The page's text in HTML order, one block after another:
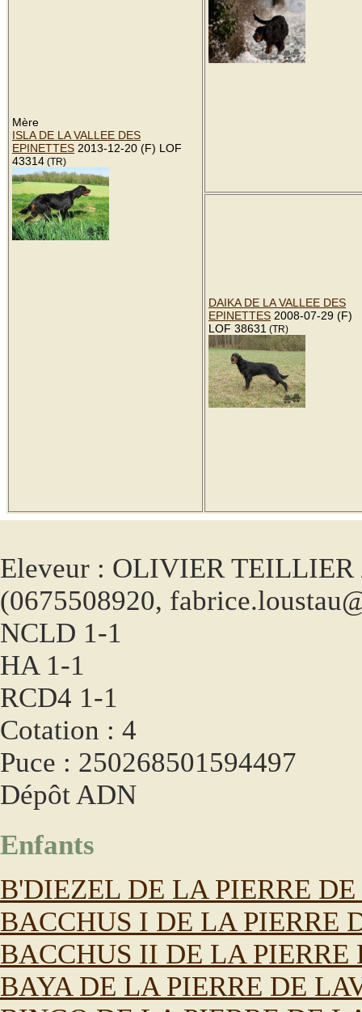
Mère
ISLA DE LA VALLEE DES
EPINETTES 2013-12-20 (F) LOF
43314 (TR)
DAIKA DE LA VALLEE DES
EPINETTES 2008-07-29 (F)
LOF 38631 (TR)
Eleveur : OLIVIER TEILLIER
(0675508920,
NCLD 1-1
HA 1-1
RCD4 1-1
Cotation : 4
Puce : 250268501594497
Dépôt ADN
Enfants
B'DIEZEL DE LA PIERRE
BACCHUS I DE LA PIERRE
BACCHUS II DE LA PIERRE
BAYA DE LA PIERRE DE